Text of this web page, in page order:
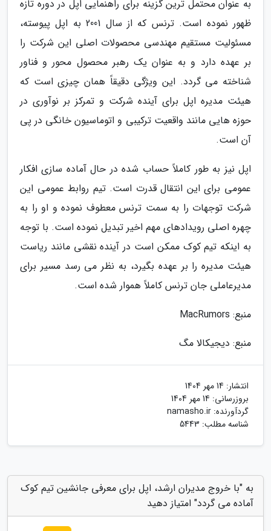
به عنوان محتمل ترین گزینه برای راهنمایی اپل در دوره تازه
ظهور نموده است. ترنس که از سال 2001 به اپل پیوسته،
مسئولیت مستقیم مهندسی محصولات اصلی این شرکت را
بر عهده دارد و به عنوان یک رهبر محصول محور و فناور
شناخته می گردد. این ویژگی دقیقاً همان چیزی است که
هیئت مدیره اپل برای آینده شرکت و تمرکز بر نوآوری در
حوزه هایی مانند واقعیت ترکیبی و اتوماسیون خانگی در پی
آن است.
اپل نیز به طور کاملاً حساب شده در حال آماده سازی افکار
عمومی برای این انتقال قدرت است. تیم روابط عمومی این
شرکت توجهات را به سمت ترنس معطوف نموده و او را به
چهره اصلی رویدادهای مهم اخیر تبدیل نموده است. با توجه
به اینکه تیم کوک ممکن است در آینده نقشی مانند ریاست
هیئت مدیره را بر عهده بگیرد، به نظر می رسد مسیر برای
مدیرعاملی جان ترنس کاملاً هموار شده است.
منبع: MacRumors
منبع: دیجیکالا مگ
انتشار: 14 مهر 1404
بروزرسانی: 14 مهر 1404
گردآورنده: namasho.ir
شناسه مطلب: 5443
به "با خروج مدیران ارشد، اپل برای معرفی جانشین تیم کوک
آماده می گردد" امتیاز دهید